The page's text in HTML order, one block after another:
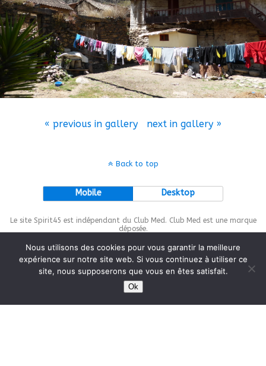
« previous in gallery next in gallery »
Back to top
Mobile Desktop
Le site Spirit45 est indépendant du Club Med. Club Med est une marque
déposée.
This site is protected bywp-copyrightpro.com
Nous utilisons des cookies pour vous garantir la meilleure
expérience sur notre site web. Si vous continuez à utiliser ce
site, nous supposerons que vous en êtes satisfait.
Ok